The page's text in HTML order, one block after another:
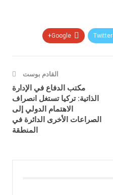
Twitter
Google+
القادم بوست
مكتب الدفاع في الإدارة
الذاتية: تركيا تستغل انصراف
الاهتمام الدولي إلى
الصراعات الأخرى الدائرة في
المنطقة